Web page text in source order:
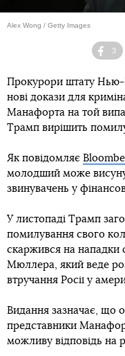
Alex Wong / Getty Images
3
Прокурори штату Нью-
нові докази для
Манафорта на той
Трамп вирішить
Як повідомляє
молодший може
звинувачень у
У листопаді Трамп
помилування свого
скаржився на
Мюллера, який веде
втручання Росії у
Видання зазначає, що
представники
можливу відповідь на